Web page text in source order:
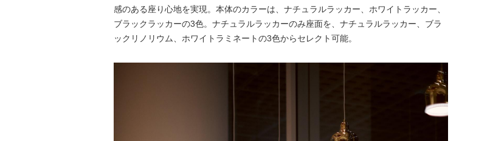
感のある座り心地を実現。本体のカラーは、ナチュラルラッカー、ホワイトラッカー、
ブラックラッカーの3色。ナチュラルラッカーのみ座面を、ナチュラルラッカー、ブラ
ックリノリウム、ホワイトラミネートの3色からセレクト可能。